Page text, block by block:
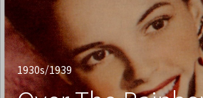
1930s/1939